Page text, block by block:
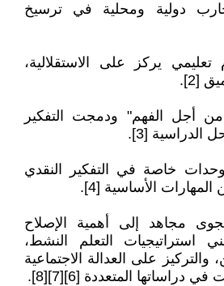
دولية ومحلية في ترسيخ
يركز على الاستقلالية،
[2].
أجل الفهم" ودمجت التفكير
الدراسية [3].
خاصة في التفكير النقدي
الأساسية [4].
مجاهد إلى أهمية الإصلاح
استراتيجيات التعلم النشط،
والتركيز على العدالة الاجتماعية
دراساتها المتعددة [6][7][8].